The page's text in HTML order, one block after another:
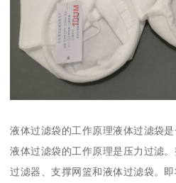
液体过滤袋的工作原理液体过滤袋
液体过滤袋的工作原理是压力过滤
过滤器、支撑网篮和液体过滤袋。